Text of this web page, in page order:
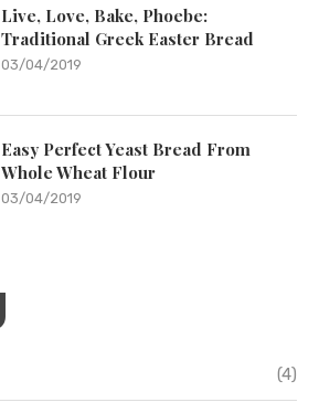
Live, Love, Bake, Phoebe:
Traditional Greek Easter Bread
03/04/2019
Easy Perfect Yeast Bread From
Whole Wheat Flour
03/04/2019
(4)